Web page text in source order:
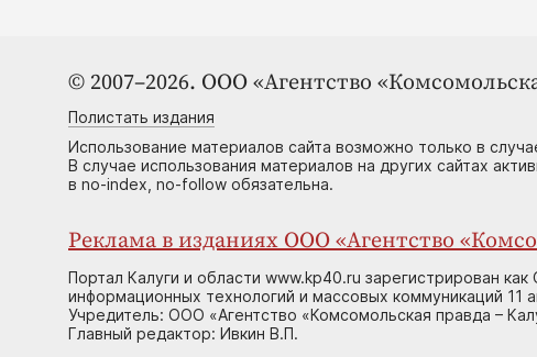
© 2007–2026. ООО «Агентство
Полистать издания
Использование материалов сайта возможно только в
В случае использования материалов на других сайтах
в no-index, no-follow обязательна.
Реклама в изданиях ООО «Агентство
Портал Калуги и области www.kp40.ru зарегистрирован
информационных технологий и массовых коммуникаций
Учредитель: ООО «Агентство «Комсомольская правда –
Главный редактор: Ивкин В.П.